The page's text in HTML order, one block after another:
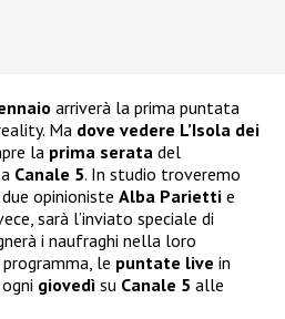
arriverà la prima puntata
Ma dove vedere L’Isola dei
la prima serata del
Canale 5. In studio troveremo
due opinioniste Alba Parietti e
sarà l’inviato speciale di
i naufraghi nella loro
le puntate live in
giovedì su Canale 5 alle